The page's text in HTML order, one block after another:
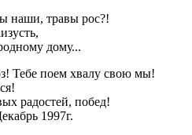
наши, травы рос?!
дому...
Тебе поем хвалу свою мы!
радостей, побед!